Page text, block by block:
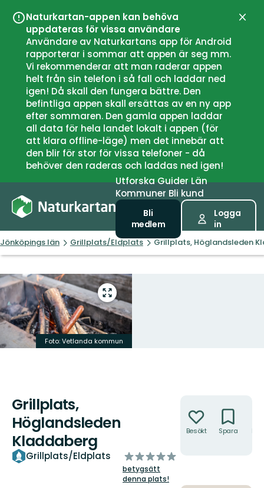
Naturkartan-appen kan behöva
uppdateras för vissa användare
Användare av Naturkartans app för Android
rapporterar i sommar att appen är seg mm.
Vi rekommenderar att man raderar appen
helt från sin telefon i så fall och laddar ned
igen! Då skall den fungera bättre. Den
befintliga appen skall ersättas av en ny app
efter sommaren. Den gamla appen laddar
all data för hela landet lokalt i appen (för
att klara offline-läge) men det innebär att
den blir för stor för vissa telefoner - då
behöver den raderas och laddas ned igen!
UtforskaGuiderLän
Kommuner Bli kund
Bli
medlem
Logga
in
Jönköpings län Grillplats/Eldplats Grillplats, Höglandsleden
Gå
till
helskärmsläge
Foto: Vetlanda kommun
Grillplats,
Höglandsleden
Kladdaberg
Grillplats/Eldplats
av
5
stjärnor
betygsätt
denna plats!
Besökt Spara